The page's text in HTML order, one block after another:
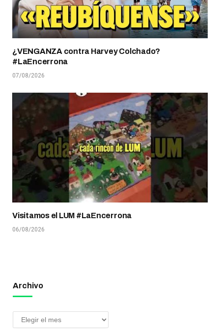
¿VENGANZA contra Harvey Colchado?
#LaEncerrona
07/08/2026
Visitamos el LUM #LaEncerrona
06/08/2026
Archivo